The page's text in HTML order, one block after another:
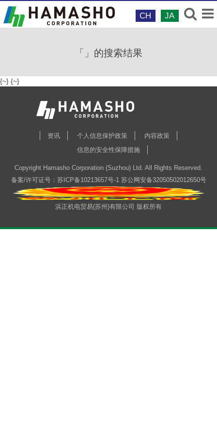
CH JA
「」的搜索结果
{~} {~}
资讯 个人信息保护政策
内容政策
信息的安全性保障措施
Copyright Hamasho Corporation (Suzhou) Ltd. All Rights Reserved.
备案/许可证号：苏ICP备10213657号-1 苏公网安备32050502012650号
浜正机电贸易(苏州)有限公司 版权所有